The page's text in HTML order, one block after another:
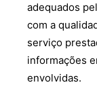
adequados
com a
serviço
informações
envolvidas.